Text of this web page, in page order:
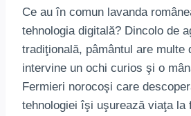
Ce au în comun lavanda
tehnologia digitală? Dincolo de
tradiţională, pâmântul are multe
intervine un ochi curios şi o
Fermieri norocoşi care
tehnologiei îşi uşurează viaţa la